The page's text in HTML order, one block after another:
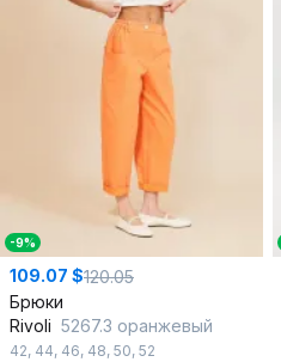
-9%
109.07 $120.05
Брюки
Rivoli 5267.3 оранжевый
42, 44, 46, 48, 50, 52